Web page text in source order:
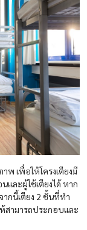
พ เพื่อให้โครงเตียงมี
และผู้ใช้เตียงได้ หาก
กนี้เตียง 2 ชั้นที่ทำ
สามารถประกอบและ